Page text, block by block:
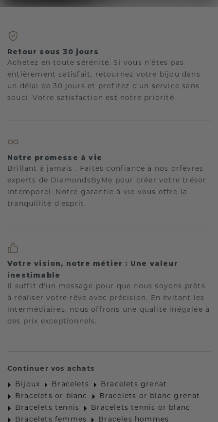
Retour sous 30 jours
Achetez en toute sérénité. Si vous n’êtes pas
entièrement satisfait, retournez votre bijou dans
un délai de 30 jours et profitez d’un service sans
souci. Votre satisfaction est notre priorité.
Notre promesse à vie
Brillant à jamais : Faites confiance à nos orfèvres
experts de DiamondsByMe pour créer votre trésor
intemporel. Notre garantie à vie vous offre la
tranquillité d'esprit.
Votre vision, notre métier : Une valeur
inestimable
Il suffit d'un message pour que nous soyons prêts
à réaliser votre rêve avec précision. En évitant les
intermédiaires, nous offrons une qualité inégalée à
des prix exceptionnels.
Continuer vos achats
Bijoux Bracelets
Bracelets grenat
Bracelets or blanc
Bracelets or blanc grenat
Bracelets tennis
Bracelets tennis or blanc
Bracelets femmes
Braceles hommes